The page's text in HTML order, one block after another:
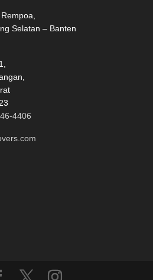
Selatan – Banten
4406